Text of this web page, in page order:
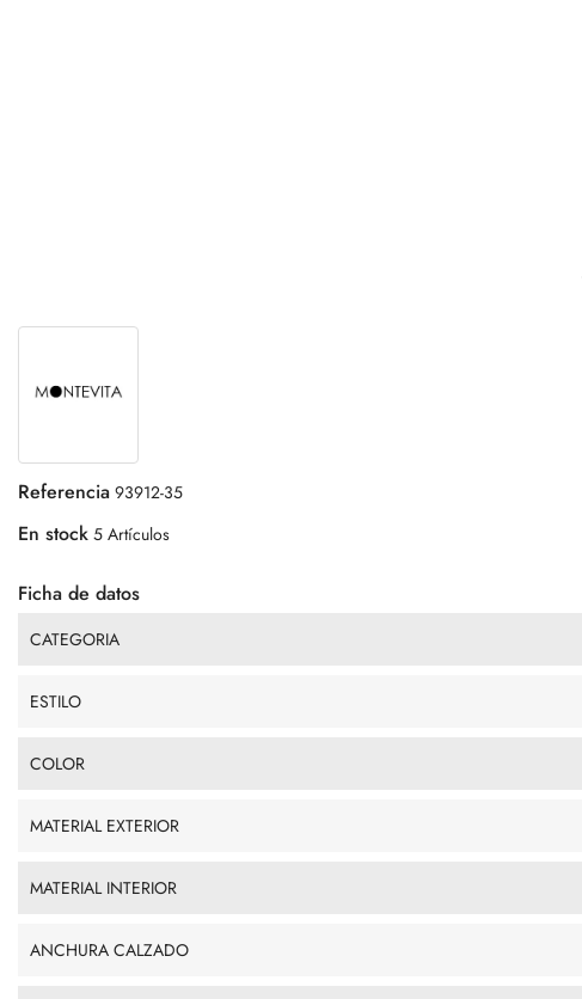
Referencia 93912-35
En stock 5 Artículos
Ficha de datos
CATEGORIA
ESTILO
COLOR
MATERIAL EXTERIOR
MATERIAL INTERIOR
ANCHURA CALZADO